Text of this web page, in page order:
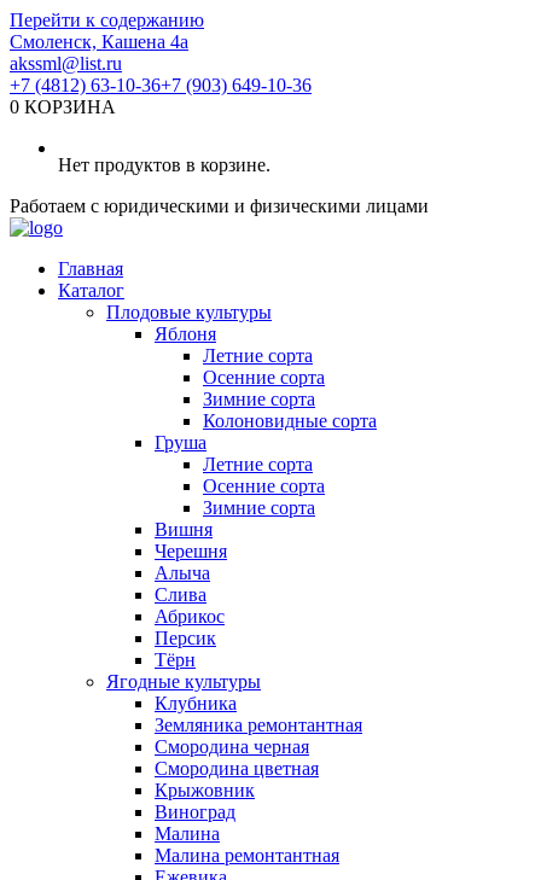
Перейти к содержанию
Смоленск, Кашена 4а
akssml@list.ru
+7 (4812) 63-10-36+7 (903) 649-10-36
0 КОРЗИНА
Нет продуктов в корзине.
Работаем с юридическими и физическими лицами
Главная
Каталог
Плодовые культуры
Яблоня
Летние сорта
Осенние сорта
Зимние сорта
Колоновидные сорта
Груша
Летние сорта
Осенние сорта
Зимние сорта
Вишня
Черешня
Алыча
Слива
Абрикос
Персик
Тёрн
Ягодные культуры
Клубника
Земляника ремонтантная
Смородина черная
Смородина цветная
Крыжовник
Виноград
Малина
Малина ремонтантная